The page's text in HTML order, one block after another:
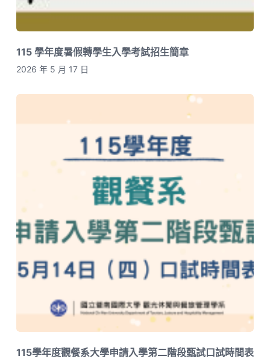
115 學年度暑假轉學生入學考試招生簡章
2026 年 5 月 17 日
115學年度觀餐系大學申請入學第二階段甄試口試時間表